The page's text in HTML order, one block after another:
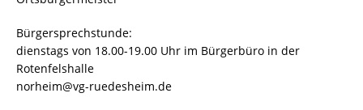
Bürgersprechstunde:
dienstags von 18.00-19.00 Uhr im Bürgerbüro in der
Rotenfelshalle
norheim@vg-ruedesheim.de